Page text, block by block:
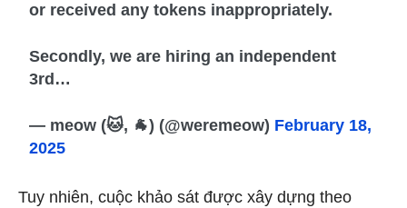
or received any tokens inappropriately.
Secondly, we are hiring an independent
3rd…
— meow (🐱, 🐐) (@weremeow) February 18,
2025
Tuy nhiên, cuộc khảo sát được xây dựng theo